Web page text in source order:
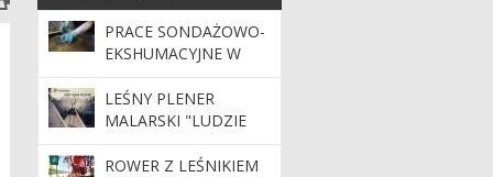
PRACE SONDAŻOWO-
EKSHUMACYJNE W
SPYCHOWSKICH
LASACH
LEŚNY PLENER
MALARSKI "LUDZIE
LASU - PAMIĘĆ
NATURY"
ROWER Z LEŚNIKIEM